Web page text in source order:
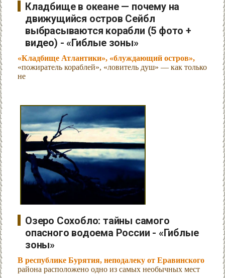
Кладбище в океане — почему на
движущийся остров Сейбл
выбрасываются корабли (5 фото +
видео) - «Гиблые зоны»
«Кладбище Атлантики», «блуждающий остров»,
«пожиратель кораблей», «ловитель душ» — как только
не
Озеро Сохобло: тайны самого
опасного водоема России - «Гиблые
зоны»
В республике Бурятия, неподалеку от Еравинского
района расположено одно из самых необычных мест